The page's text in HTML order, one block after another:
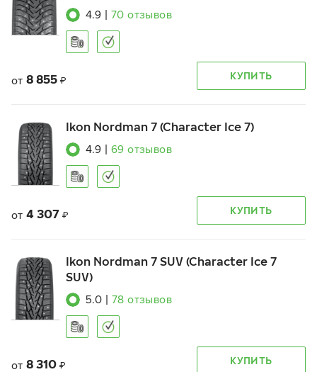
4.9 70 отзывов
от 8 855 ₽ КУПИТЬ
Ikon Nordman 7 (Character Ice 7)
4.9 69 отзывов
от 4 307 ₽ КУПИТЬ
Ikon Nordman 7 SUV (Character Ice 7
SUV)
5.0 78 отзывов
от 8 310 ₽ КУПИТЬ